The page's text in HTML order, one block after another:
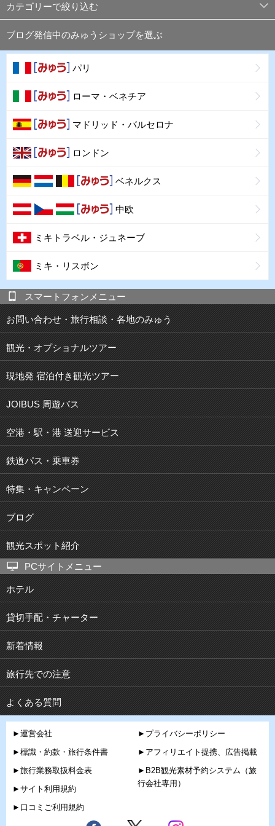
カテゴリーで絞り込む
ブログ発信中のみゅうショップを選ぶ
パリ
ローマ・ベネチア
マドリッド・バルセロナ
ロンドン
ベネルクス
中欧
ミキトラベル・ジュネーブ
ミキ・リスボン
スマートフォンメニュー
お問い合わせ・旅行相談・各地のみゅう
観光・オプショナルツアー
現地発 宿泊付き観光ツアー
JOIBUS 周遊バス
空港・駅・港 送迎サービス
鉄道パス・乗車券
特集・キャンペーン
ブログ
観光スポット紹介
PCサイトメニュー
ホテル
貸切手配・チャーター
新着情報
旅行先での注意
よくある質問
►運営会社
►標識・約款・旅行条件書
►旅行業務取扱料金表
►サイト利用規約
►口コミご利用規約
►プライバシーポリシー
►アフィリエイト提携、広告掲載
►B2B観光素材予約システム（旅
行会社専用）